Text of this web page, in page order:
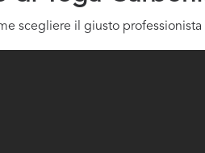
scegliere il giusto professionista